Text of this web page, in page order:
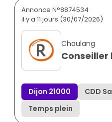
Annonce N°8874534
il y a 11 jours (30/07/2026)
Chaulang
Dijon 21000 CDD
Temps plein